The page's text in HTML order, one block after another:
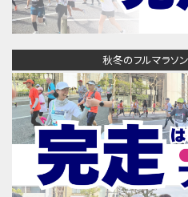
秋冬のフルマラソ